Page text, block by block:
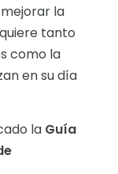
la
tanto
como la
en su día
la Guía